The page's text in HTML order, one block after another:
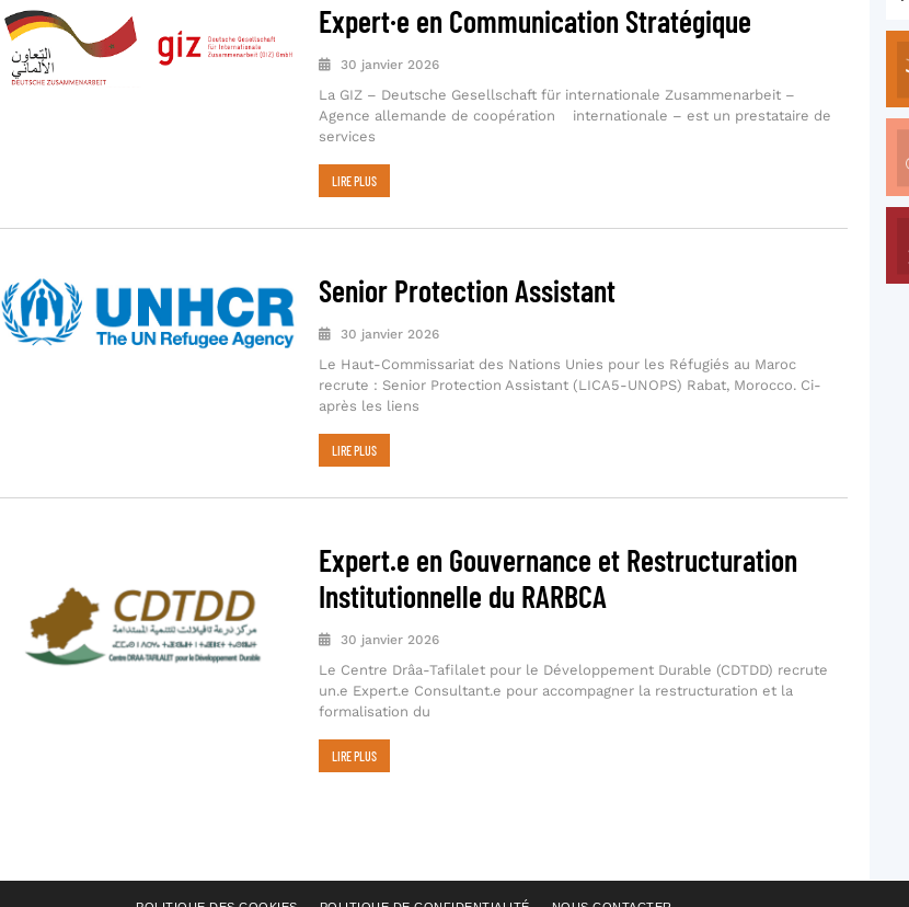
Expert·e en Communication Stratégique
30 janvier 2026
La GIZ – Deutsche Gesellschaft für internationale Zusammenarbeit –
Agence allemande de coopération internationale – est un prestataire de
services
LIRE PLUS
Senior Protection Assistant
30 janvier 2026
Le Haut-Commissariat des Nations Unies pour les Réfugiés au Maroc
recrute : Senior Protection Assistant (LICA5-UNOPS) Rabat, Morocco. Ci-
après les liens
LIRE PLUS
Expert.e en Gouvernance et Restructuration
Institutionnelle du RARBCA
30 janvier 2026
Le Centre Drâa-Tafilalet pour le Développement Durable (CDTDD) recrute
un.e Expert.e Consultant.e pour accompagner la restructuration et la
formalisation du
LIRE PLUS